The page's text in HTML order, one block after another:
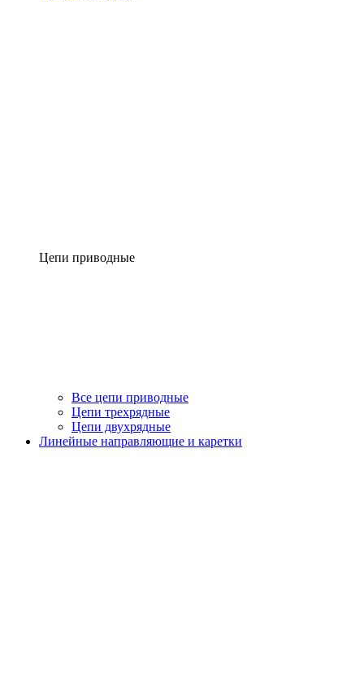
Цепи приводные
Все цепи приводные
Цепи трехрядные
Цепи двухрядные
Линейные направляющие и каретки